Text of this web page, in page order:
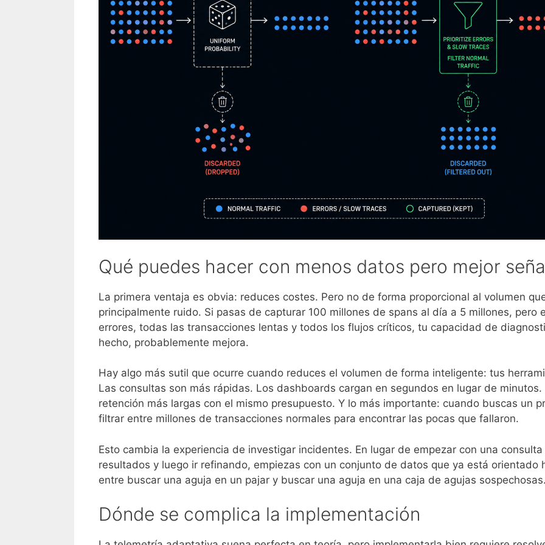
Qué puedes hacer con menos datos pero mejor
La primera ventaja es obvia: reduces costes. Pero no de forma proporcional al volumen
principalmente ruido. Si pasas de capturar 100 millones de spans al día a 5 millones, pero
errores, todas las transacciones lentas y todos los flujos críticos, tu capacidad de
hecho, probablemente mejora.
Hay algo más sutil que ocurre cuando reduces el volumen de forma inteligente: tus
Las consultas son más rápidas. Los dashboards cargan en segundos en lugar de
retención más largas con el mismo presupuesto. Y lo más importante: cuando buscas un
filtrar entre millones de transacciones normales para encontrar las pocas que fallaron.
Esto cambia la experiencia de investigar incidentes. En lugar de empezar con una
resultados y luego ir refinando, empiezas con un conjunto de datos que ya está orientado
entre buscar una aguja en un pajar y buscar una aguja en una caja de agujas
Dónde se complica la implementación